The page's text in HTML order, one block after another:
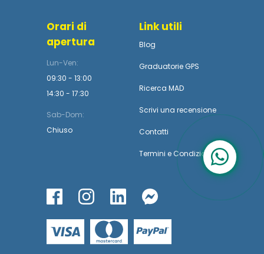
Orari di
apertura
Lun-Ven:
09:30 - 13:00
14:30 - 17:30
Sab-Dom:
Chiuso
Link utili
Blog
Graduatorie GPS
Ricerca MAD
Scrivi una recensione
Contatti
Termini e Condizioni